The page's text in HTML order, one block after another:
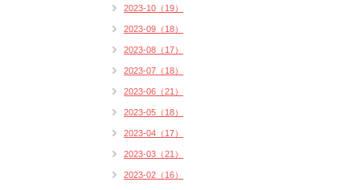
2023-10（19）
2023-09（18）
2023-08（17）
2023-07（18）
2023-06（21）
2023-05（18）
2023-04（17）
2023-03（21）
2023-02（16）